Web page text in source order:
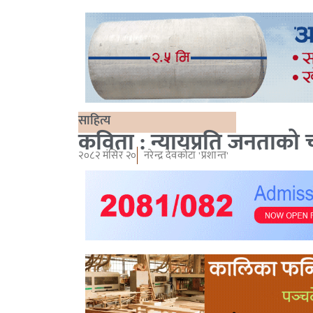
साहित्य
कविता : न्यायप्रति जनताको
२०८२ मंसिर २० नरेन्द्र देवकोटा 'प्रशान्त'